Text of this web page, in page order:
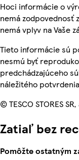
Hoci informácie o
nemá zodpovednosť
nemá vplyv na Vaše
Tieto informácie sú
nesmú byť
predchádzajúceho
náležitého
© TESCO STORES
Zatiaľ bez
Pomôžte ostatným